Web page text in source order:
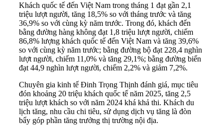
Khách quốc tế đến Việt Nam trong tháng 1 đạt gần 2,1
triệu lượt người, tăng 18,5% so với tháng trước và tăng
36,9% so với cùng kỳ năm trước. Trong đó, khách đến
bằng đường hàng không đạt 1,8 triệu lượt người, chiếm
86,8% lượng khách quốc tế đến Việt Nam và tăng 39,6%
so với cùng kỳ năm trước; bằng đường bộ đạt 228,4 nghìn
lượt người, chiếm 11,0% và tăng 29,1%; bằng đường biển
đạt 44,9 nghìn lượt người, chiếm 2,2% và giảm 7,2%.
Chuyên gia kinh tế Đinh Trọng Thịnh đánh giá, mục tiêu
đón khoảng 20 triệu khách quốc tế năm 2025, tăng 2,5
triệu lượt khách so với năm 2024 khá khả thi. Khách du
lịch tăng, nhu cầu chi tiêu, sử dụng dịch vụ tăng là đòn
bẩy góp phần tăng trưởng thị trường nội địa.